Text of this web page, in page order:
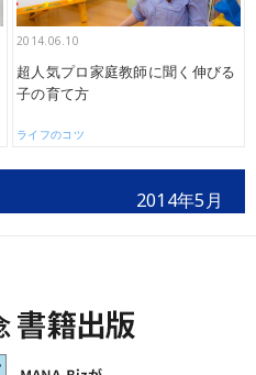
2014.06.10
超人気プロ家庭教師に聞く伸びる
子の育て方
ライフのコツ
2014年5月